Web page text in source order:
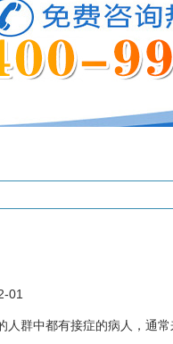
01
群中都有接症的病人，通常